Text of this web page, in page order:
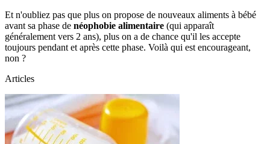
Et n'oubliez pas que plus on propose de nouveaux aliments à bébé
avant sa phase de néophobie alimentaire (qui apparaît
généralement vers 2 ans), plus on a de chance qu'il les accepte
toujours pendant et après cette phase. Voilà qui est encourageant,
non ?
Articles